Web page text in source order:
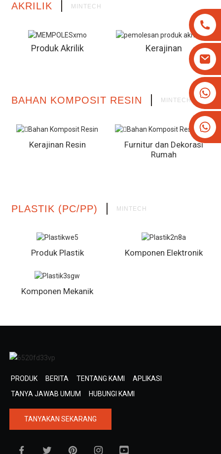
+16266628193
AKRILIK MINTECH
Produk Akrilik Kerajinan
BAHAN KOMPOSIT RESIN MINTECH
Kerajinan Resin
Furnitur dan Dekorasi
Rumah
PLASTIK (PC/PP) MINTECH
Produk Plastik Komponen Elektronik
Komponen Mekanik
PRODUK BERITA TENTANG KAMI
APLIKASI
TANYA JAWAB UMUM
HUBUNGI KAMI
TANYAKAN SEKARANG